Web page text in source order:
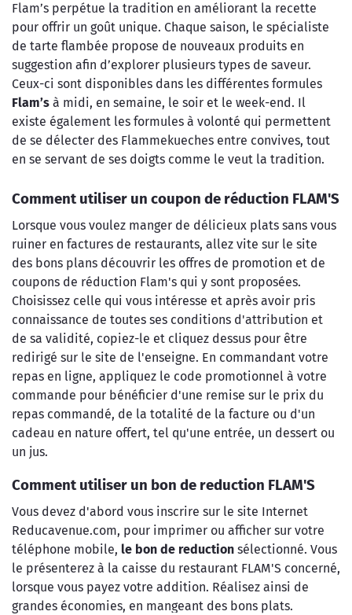
Flam’s perpétue la tradition en améliorant la recette
pour offrir un goût unique. Chaque saison, le spécialiste
de tarte flambée propose de nouveaux produits en
suggestion afin d’explorer plusieurs types de saveur.
Ceux-ci sont disponibles dans les différentes formules
Flam’s à midi, en semaine, le soir et le week-end. Il
existe également les formules à volonté qui permettent
de se délecter des Flammekueches entre convives, tout
en se servant de ses doigts comme le veut la tradition.
Comment utiliser un coupon de réduction FLAM'S
Lorsque vous voulez manger de délicieux plats sans vous
ruiner en factures de restaurants, allez vite sur le site
des bons plans découvrir les offres de promotion et de
coupons de réduction Flam's qui y sont proposées.
Choisissez celle qui vous intéresse et après avoir pris
connaissance de toutes ses conditions d'attribution et
de sa validité, copiez-le et cliquez dessus pour être
redirigé sur le site de l'enseigne. En commandant votre
repas en ligne, appliquez le code promotionnel à votre
commande pour bénéficier d'une remise sur le prix du
repas commandé, de la totalité de la facture ou d'un
cadeau en nature offert, tel qu'une entrée, un dessert ou
un jus.
Comment utiliser un bon de reduction FLAM'S
Vous devez d'abord vous inscrire sur le site Internet
Reducavenue.com, pour imprimer ou afficher sur votre
téléphone mobile, le bon de reduction sélectionné. Vous
le présenterez à la caisse du restaurant FLAM'S concerné,
lorsque vous payez votre addition. Réalisez ainsi de
grandes économies, en mangeant des bons plats.